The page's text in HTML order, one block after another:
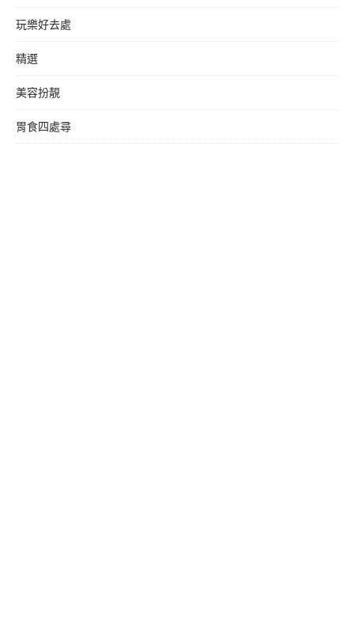
玩樂好去處
精選
美容扮靚
胃食四處尋